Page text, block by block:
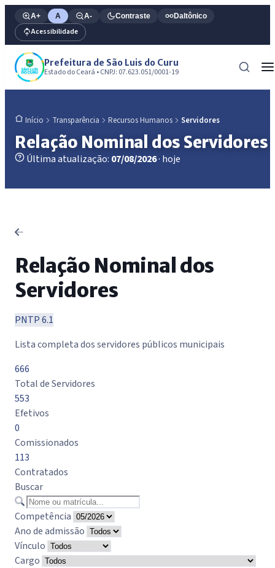
A+ A A- Contraste Daltônico
Acessibilidade
Prefeitura de São Luis do Curu
Estado do Ceará • CNPJ: 07.623.051/0001-19
Início Transparência Recursos Humanos Servidores
Relação Nominal dos Servidores
Última atualização: 07/08/2026· hoje
Relação Nominal dos
Servidores
PNTP 6.1
Lista completa dos servidores públicos municipais
666
Total de Servidores
553
Efetivos
0
Comissionados
113
Contratados
Buscar
Competência
Ano de admissão
Vínculo
Cargo